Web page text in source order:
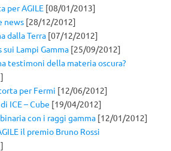
per AGILE [08/01/2013]
news [28/12/2012]
dalla Terra [07/12/2012]
sui Lampi Gamma [25/09/2012]
testimoni della materia oscura?
per Fermi [12/06/2012]
ICE – Cube [19/04/2012]
con i raggi gamma [12/01/2012]
il premio Bruno Rossi